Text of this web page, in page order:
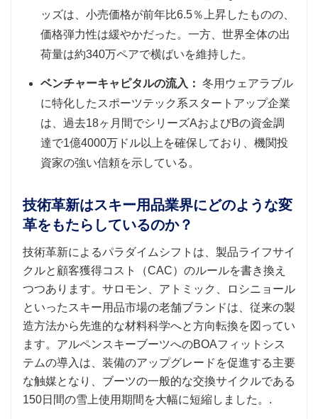
ッズは、小売価格が前年比6.5％上昇したものの、
価格弾力性は緩やかだった。一方、世界全体の出
荷量は約340万ペアで横ばいを維持した。
ベンチャーキャピタルの流入： 冬用ウェアラブル
に特化したスポーツテック系スタートアップ企業
は、過去18ヶ月間でシリーズAおよびBの資金調
達で1億4000万ドル以上を確保しており、機関投
資家の強い信頼を示している。
技術革新はスキー用品業界にどのような変
革をもたらしているのか？
技術革新によるパラダイムシフトは、製品ライフサイ
クルと顧客獲得コスト（CAC）のルールを書き換え
つつあります。サロモン、アトミック、ロシニョール
といったスキー用品市場の老舗ブランドは、従来の製
造方法から先進的な材料科学へと方向転換を図ってい
ます。アルペンスキーブーツへのBOAフィットシス
テムの導入は、装備のアップグレードを促進する主要
な触媒となり、ブーツの一般的な交換サイクルである
150日間の雪上使用期間を大幅に短縮しました。.